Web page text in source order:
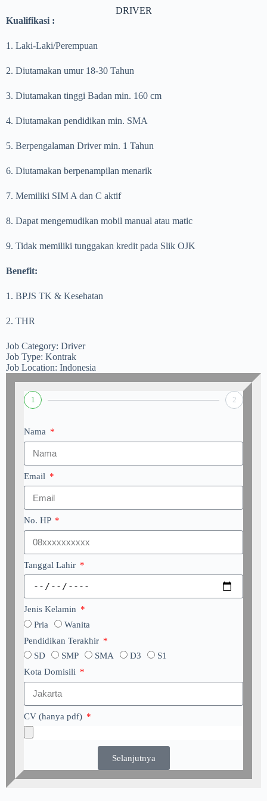
DRIVER
Kualifikasi :
1. Laki-Laki/Perempuan
2. Diutamakan umur 18-30 Tahun
3. Diutamakan tinggi Badan min. 160 cm
4. Diutamakan pendidikan min. SMA
5. Berpengalaman Driver min. 1 Tahun
6. Diutamakan berpenampilan menarik
7. Memiliki SIM A dan C aktif
8. Dapat mengemudikan mobil manual atau matic
9. Tidak memiliki tunggakan kredit pada Slik OJK
Benefit:
1. BPJS TK & Kesehatan
2. THR
Job Category: Driver
Job Type: Kontrak
Job Location: Indonesia
1 2
Nama
Email
No. HP
Tanggal Lahir
Jenis Kelamin
Pria
Wanita
Pendidikan Terakhir
SD
SMP SMA D3
S1
Kota Domisili
CV (hanya pdf)
Selanjutnya